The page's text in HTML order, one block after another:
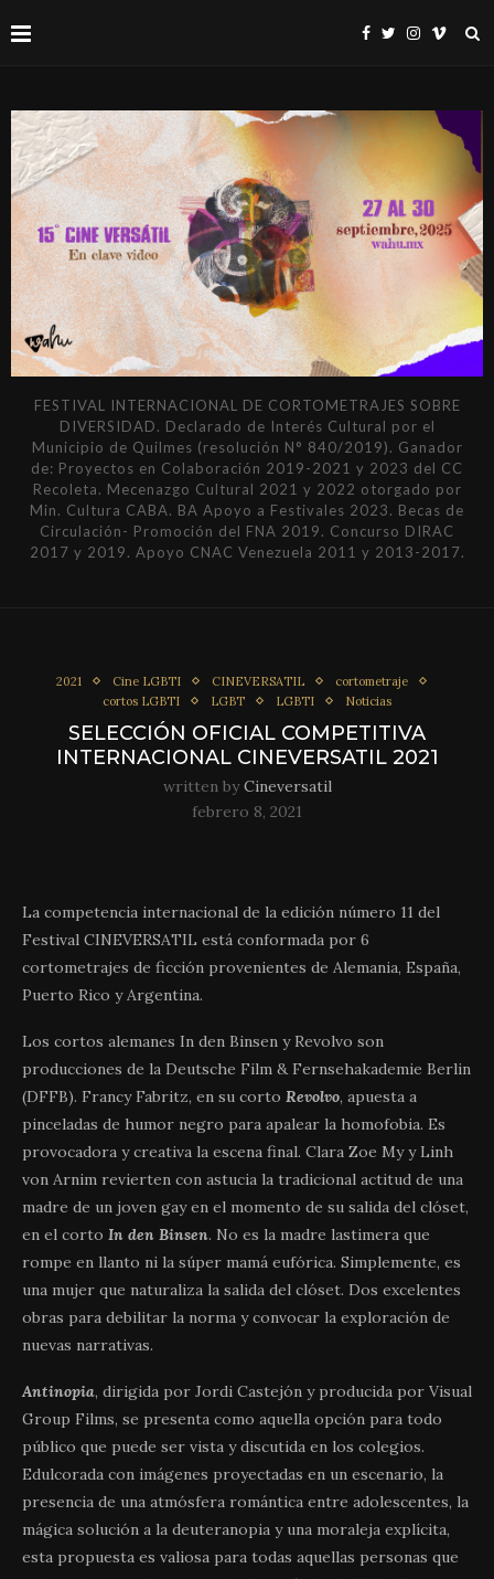
FESTIVAL INTERNACIONAL DE CORTOMETRAJES SOBRE
DIVERSIDAD. Declarado de Interés Cultural por el
Municipio de Quilmes (resolución N° 840/2019). Ganador
de: Proyectos en Colaboración 2019-2021 y 2023 del CC
Recoleta. Mecenazgo Cultural 2021 y 2022 otorgado por
Min. Cultura CABA. BA Apoyo a Festivales 2023. Becas de
Circulación- Promoción del FNA 2019. Concurso DIRAC
2017 y 2019. Apoyo CNAC Venezuela 2011 y 2013-2017.
2021 Cine LGBTI CINEVERSATIL
cortometraje
cortos LGBTI
LGBT LGBTI Noticias
SELECCIÓN OFICIAL COMPETITIVA
INTERNACIONAL CINEVERSATIL 2021
written byCineversatil
febrero 8, 2021
La competencia internacional de la edición número 11 del
Festival CINEVERSATIL está conformada por 6
cortometrajes de ficción provenientes de Alemania, España,
Puerto Rico y Argentina.
Los cortos alemanes In den Binsen y Revolvo son
producciones de la Deutsche Film & Fernsehakademie Berlin
(DFFB). Francy Fabritz, en su corto Revolvo, apuesta a
pinceladas de humor negro para apalear la homofobia. Es
provocadora y creativa la escena final. Clara Zoe My y Linh
von Arnim revierten con astucia la tradicional actitud de una
madre de un joven gay en el momento de su salida del clóset,
en el corto In den Binsen. No es la madre lastimera que
rompe en llanto ni la súper mamá eufórica. Simplemente, es
una mujer que naturaliza la salida del clóset. Dos excelentes
obras para debilitar la norma y convocar la exploración de
nuevas narrativas.
Antinopia, dirigida por Jordi Castejón y producida por Visual
Group Films, se presenta como aquella opción para todo
público que puede ser vista y discutida en los colegios.
Edulcorada con imágenes proyectadas en un escenario, la
presencia de una atmósfera romántica entre adolescentes, la
mágica solución a la deuteranopia y una moraleja explícita,
esta propuesta es valiosa para todas aquellas personas que